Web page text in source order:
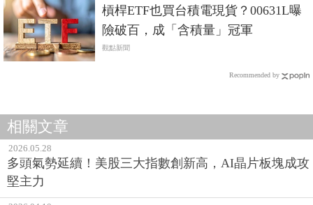
槓桿ETF也買台積電現貨？00631L曝
險破百，成「含積量」冠軍
觀點新聞
Recommended by
相關文章
2026.05.28
多頭氣勢延續！美股三大指數創新高，AI晶片板塊成攻
堅主力